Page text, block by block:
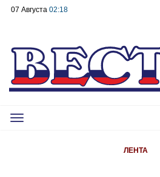
07 Августа 02:18
Toggle
ЛЕНТА